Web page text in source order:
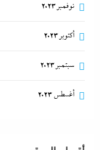
نوفمبر 2023
أكتوبر 2023
سبتمبر 2023
أغسطس 2023